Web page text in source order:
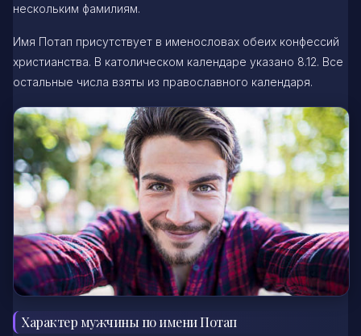
нескольким фамилиям.
Имя Потап присутствует в именословах обеих конфессий
христианства. В католическом календаре указано 8.12. Все
остальные числа взяты из православного календаря.
Характер мужчины по имени Потап